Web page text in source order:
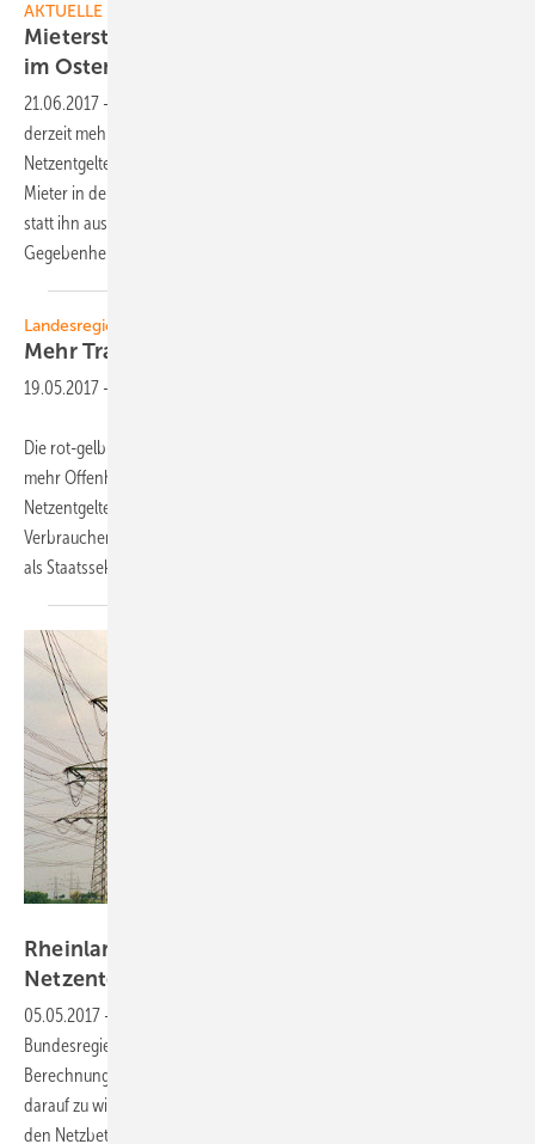
AKTUELLE MELDUNGEN
Mieterstrom als Antwort auf hohe Netzentgelte
im Osten
21.06.2017 -
derzeit mehrere Mieterstromprojekte in Sachsen. Mit den hohen
Netzentgelten und den niedrigen Einkommen lohnt es sich für die
Mieter in den ostdeutschen Ländern, den Strom vor Ort zu erzeugen
statt ihn aus dem Netz zu ziehen. Die Energietechnik muss auf die
Gegebenheiten vor Ort abgestimmt
Landesregierung Rheinland-Pfalz
Mehr Transparenz für Netzentgelte
19.05.2017 -
Die rot-gelb-grüne Landesregierung von Rheinland-Pfalz fordert
mehr Offenheit durch die Netzbetreiber bei der Gestaltung der
Netzentgelte. „Wie sich der Strompreis zusammensetzt, muss für die
Verbraucher endlich transparenter werden“, betont Thomas Griese,
als Staatssekretär für
Rheinland-Pfalz fordert Transparenz bei
Netzentgelten
05.05.2017 -
Bundesregierung auf, endlich die Netzbetreiber dazu zu zwingen, ihre
Berechnungen offen zu legen. Denn die Verbraucher haben ein Recht
darauf zu wissen, wie die Entgelte zustande kommen, mit denen sie
den Netzbetrieb und die garantierten Traumrenditen der